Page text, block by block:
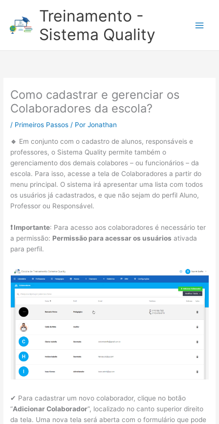
Treinamento -
Sistema Quality
Como cadastrar e gerenciar os
Colaboradores da escola?
/ Primeiros Passos / PorJonathan
🔹 Em conjunto com o cadastro de alunos, responsáveis e
professores, o Sistema Quality permite também o
gerenciamento dos demais colabores – ou funcionários – da
escola. Para isso, acesse a tela de Colaboradores a partir do
menu principal. O sistema irá apresentar uma lista com todos
os usuários já cadastrados, e que não sejam do perfil Aluno,
Professor ou Responsável.
❗ Importante: Para acesso aos colaboradores é necessário ter
a permissão: Permissão para acessar os usuários ativada
para perfil.
✔ Para cadastrar um novo colaborador, clique no botão
“Adicionar Colaborador”, localizado no canto superior direito
da tela. Uma nova tela será aberta com o formulário que pode